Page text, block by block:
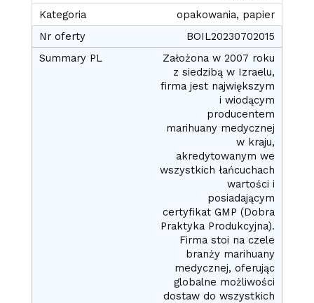
opakowania, papier
BOIL20230702015
Założona w 2007 roku
z siedzibą w Izraelu,
firma jest największym
i wiodącym
producentem
marihuany medycznej
w kraju,
akredytowanym we
wszystkich łańcuchach
wartości i
posiadającym
certyfikat GMP (Dobra
Praktyka Produkcyjna).
Firma stoi na czele
branży marihuany
medycznej, oferując
globalne możliwości
dostaw do wszystkich